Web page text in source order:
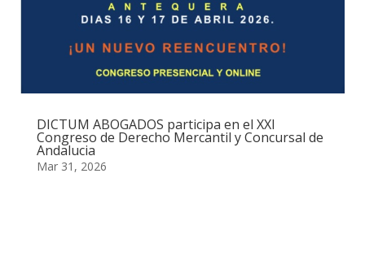
DICTUM ABOGADOS participa en el XXI
Congreso de Derecho Mercantil y Concursal de
Andalucia
Mar 31, 2026